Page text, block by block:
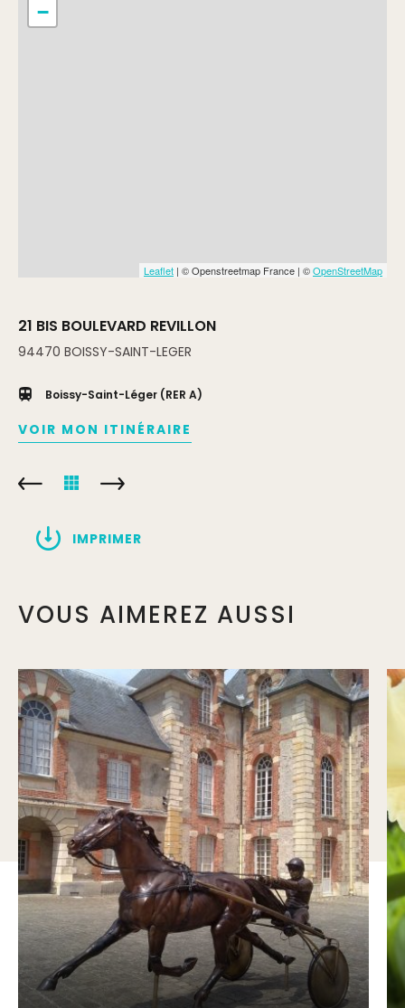
−
Leaflet | © Openstreetmap France | ©OpenStreetMap
21 BIS BOULEVARD REVILLON
94470 BOISSY-SAINT-LEGER
Boissy-Saint-Léger (RER A)
VOIR MON ITINÉRAIRE
IMPRIMER
VOUS AIMEREZ AUSSI